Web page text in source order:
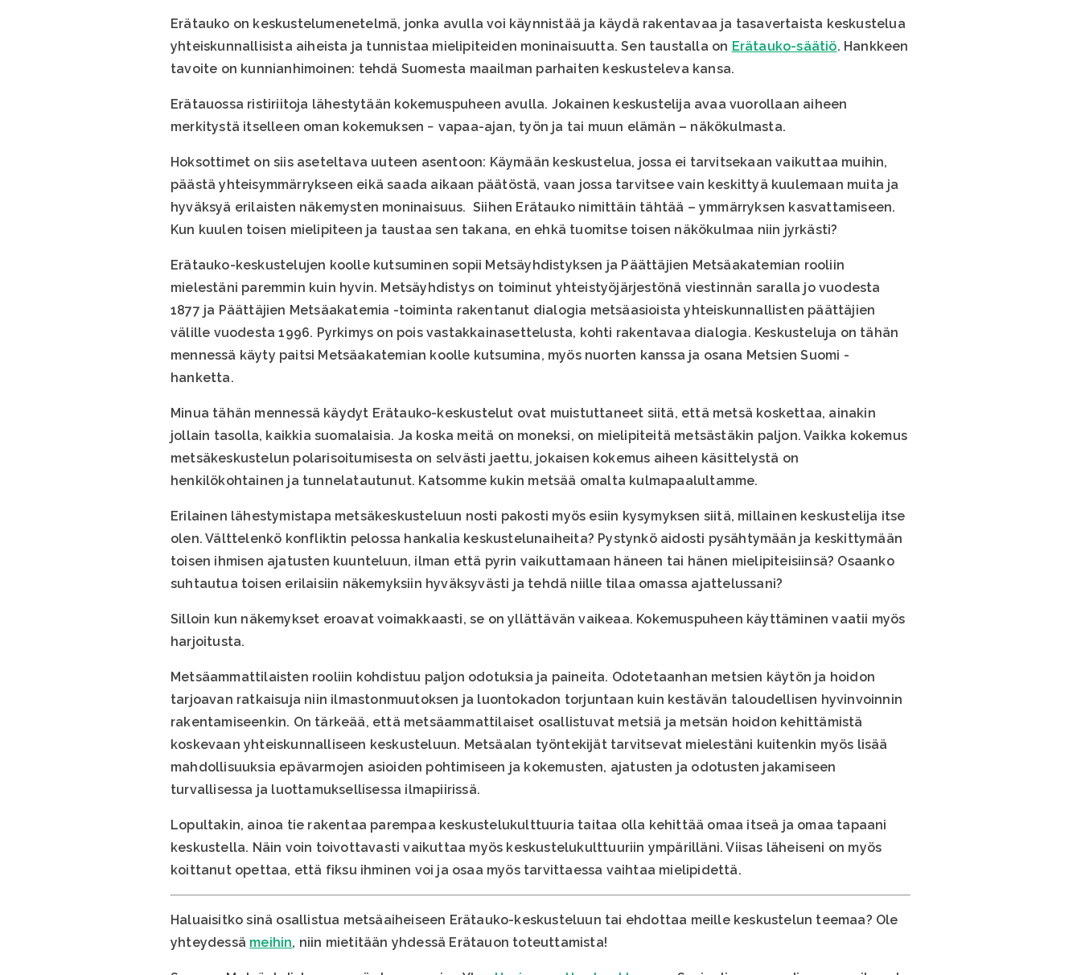
Erätauko on keskustelumenetelmä, jonka avulla voi käynnistää ja käydä rakentavaa ja tasavertaista keskustelua
yhteiskunnallisista aiheista ja tunnistaa mielipiteiden moninaisuutta. Sen taustalla on Erätauko-säätiö. Hankkeen
tavoite on kunnianhimoinen: tehdä Suomesta maailman parhaiten keskusteleva kansa.
Erätauossa ristiriitoja lähestytään kokemuspuheen avulla. Jokainen keskustelija avaa vuorollaan aiheen
merkitystä itselleen oman kokemuksen − vapaa-ajan, työn ja tai muun elämän – näkökulmasta.
Hoksottimet on siis aseteltava uuteen asentoon: Käymään keskustelua, jossa ei tarvitsekaan vaikuttaa muihin,
päästä yhteisymmärrykseen eikä saada aikaan päätöstä, vaan jossa tarvitsee vain keskittyä kuulemaan muita ja
hyväksyä erilaisten näkemysten moninaisuus. Siihen Erätauko nimittäin tähtää – ymmärryksen kasvattamiseen.
Kun kuulen toisen mielipiteen ja taustaa sen takana, en ehkä tuomitse toisen näkökulmaa niin jyrkästi?
Erätauko-keskustelujen koolle kutsuminen sopii Metsäyhdistyksen ja Päättäjien Metsäakatemian rooliin
mielestäni paremmin kuin hyvin. Metsäyhdistys on toiminut yhteistyöjärjestönä viestinnän saralla jo vuodesta
1877 ja Päättäjien Metsäakatemia -toiminta rakentanut dialogia metsäasioista yhteiskunnallisten päättäjien
välille vuodesta 1996. Pyrkimys on pois vastakkainasettelusta, kohti rakentavaa dialogia. Keskusteluja on tähän
mennessä käyty paitsi Metsäakatemian koolle kutsumina, myös nuorten kanssa ja osana Metsien Suomi -
hanketta.
Minua tähän mennessä käydyt Erätauko-keskustelut ovat muistuttaneet siitä, että metsä koskettaa, ainakin
jollain tasolla, kaikkia suomalaisia. Ja koska meitä on moneksi, on mielipiteitä metsästäkin paljon. Vaikka kokemus
metsäkeskustelun polarisoitumisesta on selvästi jaettu, jokaisen kokemus aiheen käsittelystä on
henkilökohtainen ja tunnelatautunut. Katsomme kukin metsää omalta kulmapaalultamme.
Erilainen lähestymistapa metsäkeskusteluun nosti pakosti myös esiin kysymyksen siitä, millainen keskustelija itse
olen. Välttelenkö konfliktin pelossa hankalia keskustelunaiheita? Pystynkö aidosti pysähtymään ja keskittymään
toisen ihmisen ajatusten kuunteluun, ilman että pyrin vaikuttamaan häneen tai hänen mielipiteisiinsä? Osaanko
suhtautua toisen erilaisiin näkemyksiin hyväksyvästi ja tehdä niille tilaa omassa ajattelussani?
Silloin kun näkemykset eroavat voimakkaasti, se on yllättävän vaikeaa. Kokemuspuheen käyttäminen vaatii myös
harjoitusta.
Metsäammattilaisten rooliin kohdistuu paljon odotuksia ja paineita. Odotetaanhan metsien käytön ja hoidon
tarjoavan ratkaisuja niin ilmastonmuutoksen ja luontokadon torjuntaan kuin kestävän taloudellisen hyvinvoinnin
rakentamiseenkin. On tärkeää, että metsäammattilaiset osallistuvat metsiä ja metsän hoidon kehittämistä
koskevaan yhteiskunnalliseen keskusteluun. Metsäalan työntekijät tarvitsevat mielestäni kuitenkin myös lisää
mahdollisuuksia epävarmojen asioiden pohtimiseen ja kokemusten, ajatusten ja odotusten jakamiseen
turvallisessa ja luottamuksellisessa ilmapiirissä.
Lopultakin, ainoa tie rakentaa parempaa keskustelukulttuuria taitaa olla kehittää omaa itseä ja omaa tapaani
keskustella. Näin voin toivottavasti vaikuttaa myös keskustelukulttuuriin ympärilläni. Viisas läheiseni on myös
koittanut opettaa, että fiksu ihminen voi ja osaa myös tarvittaessa vaihtaa mielipidettä.
Haluaisitko sinä osallistua metsäaiheiseen Erätauko-keskusteluun tai ehdottaa meille keskustelun teemaa? Ole
yhteydessä meihin, niin mietitään yhdessä Erätauon toteuttamista!